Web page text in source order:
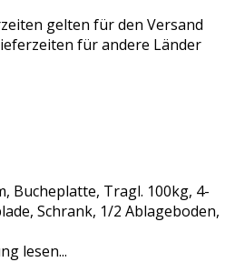
gelten für den Versand
für andere Länder
Bucheplatte, Tragl. 100kg, 4-
Schrank, 1/2 Ablageboden,
lesen...